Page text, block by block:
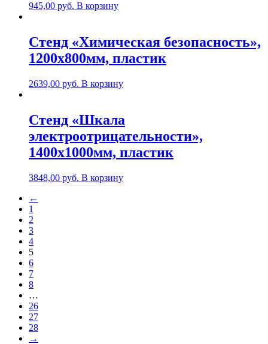
945,00 руб. В корзину
Стенд «Химическая безопасность»,
1200х800мм, пластик
2639,00 руб. В корзину
Стенд «Шкала
электроотрицательности»,
1400х1000мм, пластик
3848,00 руб. В корзину
←
1
2
3
4
5
6
7
8
…
26
27
28
→